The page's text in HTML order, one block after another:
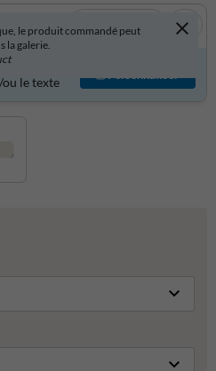
le produit commandé peut
la galerie.
Voir en 3D
le texte
Personnaliser